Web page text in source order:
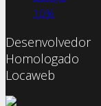
10%
Desenvolvedor
Homologado
Locaweb